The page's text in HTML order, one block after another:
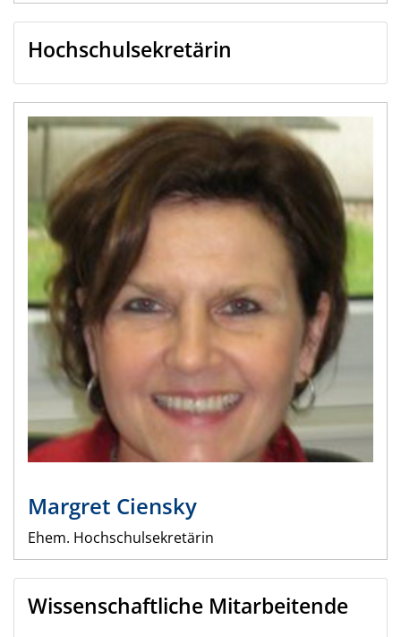
Hochschulsekretärin
Margret Ciensky
Ehem. Hochschulsekretärin
Wissenschaftliche Mitarbeitende